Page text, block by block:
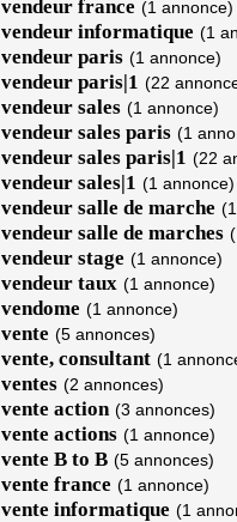
vendeur france (1 annonce)
vendeur informatique (1
vendeur paris (1 annonce)
vendeur paris|1 (22
vendeur sales (1 annonce)
vendeur sales paris (1
vendeur sales paris|1 (22
vendeur sales|1 (1 annonce)
vendeur salle de marche
vendeur salle de marches
vendeur stage (1 annonce)
vendeur taux (1 annonce)
vendome (1 annonce)
vente (5 annonces)
vente, consultant (1
ventes (2 annonces)
vente action (3 annonces)
vente actions (1 annonce)
vente B to B (5 annonces)
vente france (1 annonce)
vente informatique (1